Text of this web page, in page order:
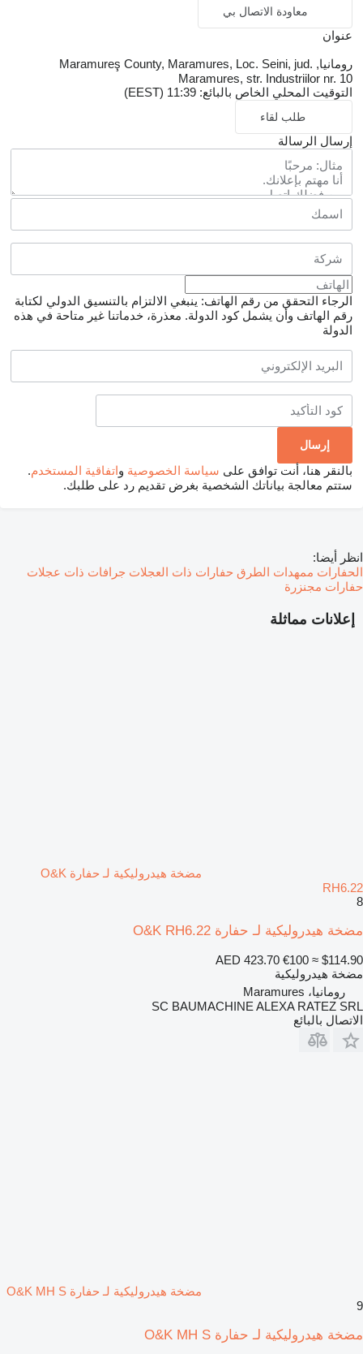
معاودة الاتصال بي
عنوان
رومانيا, Maramureş County, Maramures, Loc. Seini, jud.
Maramures, str. Industriilor nr. 10
التوقيت المحلي الخاص بالبائع: 11:39 (EEST)
طلب لقاء
إرسال الرسالة
الرجاء التحقق من رقم الهاتف: ينبغي الالتزام بالتنسيق الدولي لكتابة
رقم الهاتف وأن يشمل كود الدولة. معذرة، خدماتنا غير متاحة في هذه
الدولة
بالنقر هنا، أنت توافق على سياسة الخصوصية واتفاقية المستخدم.
ستتم معالجة بياناتك الشخصية بغرض تقديم رد على طلبك.
إعلانات مماثلة
مضخة هيدروليكية لـ حفارة O&K
RH6.22
8
مضخة هيدروليكية لـ حفارة O&K RH6.22
AED 423.70 €100 ≈ $114.90
مضخة هيدروليكية
رومانيا، Maramures
SC BAUMACHINE ALEXA RATEZ SRL
الاتصال بالبائع
مضخة هيدروليكية لـ حفارة O&K MH S
9
مضخة هيدروليكية لـ حفارة O&K MH S
انظر أيضا:
الحفارات ممهدات الطرق حفارات ذات العجلات جرافات ذات عجلات
حفارات مجنزرة